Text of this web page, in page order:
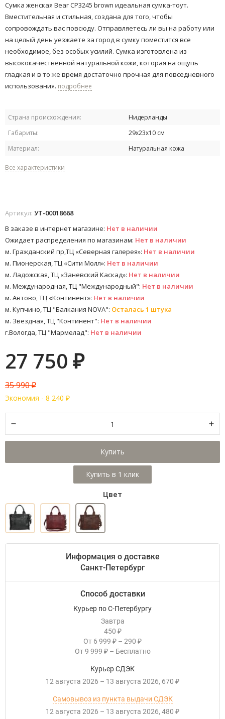
Сумка женская Bear CP3245 brown идеальная сумка-тоут.
Вместительная и стильная, создана для того, чтобы
сопровождать вас повсюду. Отправляетесь ли вы на работу или
на целый день уезжаете за город в сумку поместится все
необходимое, без особых усилий. Сумка изготовлена из
высококачественной натуральной кожи, которая на ощупь
гладкая и в то же время достаточно прочная для повседневного
использования. подробнее
Страна происхождения:
Нидерланды
Габариты:
29х23х10 см
Материал:
Натуральная кожа
Все характеристики
Артикул: УТ-00018668
В заказе в интернет магазине: Нет в наличии
Ожидает распределения по магазинам: Нет в наличии
м. Гражданский пр,ТЦ «Северная галерея»: Нет в наличии
м. Пионерская, ТЦ «Сити Молл»: Нет в наличии
м. Ладожская, ТЦ «Заневский Каскад»: Нет в наличии
м. Международная, ТЦ "Международный": Нет в наличии
м. Автово, ТЦ «Континент»: Нет в наличии
м. Купчино, ТЦ "Балкания NOVA": Осталась 1 штука
м. Звездная, ТЦ "Континент": Нет в наличии
г.Вологда, ТЦ "Мармелад": Нет в наличии
27 750 ₽
35 990₽
Экономия - 8 240 ₽
Купить
Цвет
Информация о доставке
Санкт-Петербург
Способ доставки
Курьер по С-Петербургу
Завтра
450 ₽
От 6 999 ₽ – 290 ₽
От 9 999 ₽ – Бесплатно
Курьер СДЭК
12 августа 2026 – 13 августа 2026 670 ₽
Самовывоз из пункта выдачи СДЭК
12 августа 2026 – 13 августа 2026 480 ₽